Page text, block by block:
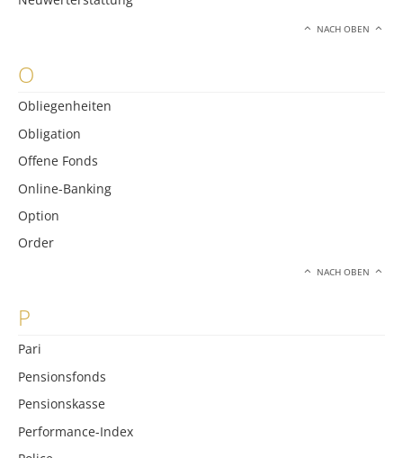
NACH OBEN
O
Obliegenheiten
Obligation
Offene Fonds
Online-Banking
Option
Order
NACH OBEN
P
Pari
Pensionsfonds
Pensionskasse
Performance-Index